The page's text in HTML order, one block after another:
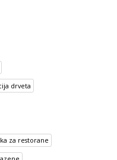
drveta
za restorane